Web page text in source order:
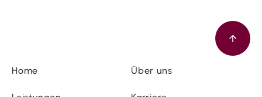
Home Über uns